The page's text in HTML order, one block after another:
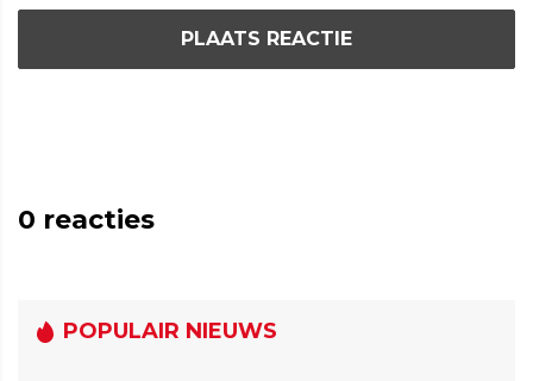
PLAATS REACTIE
0 reacties
POPULAIR NIEUWS